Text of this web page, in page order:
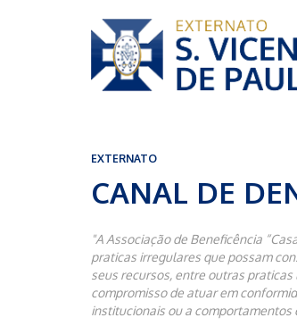
EXTERNATO
CANAL DE
"A Associação de Beneficência
praticas irregulares que possam
seus recursos, entre outras
compromisso de atuar em
institucionais ou a